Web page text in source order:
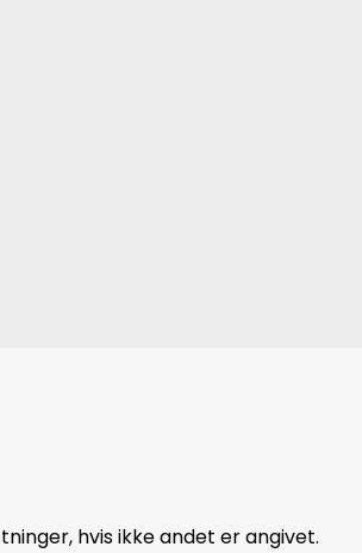
hvis ikke andet er angivet.